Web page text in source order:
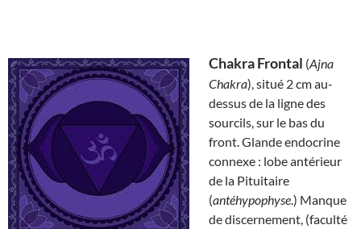
Chakra Frontal (Ajna
Chakra), situé 2 cm au-
dessus de la ligne des
sourcils, sur le bas du
front. Glande endocrine
connexe : lobe antérieur
de la Pituitaire
(antéhypophyse.) Manque
de discernement, (faculté